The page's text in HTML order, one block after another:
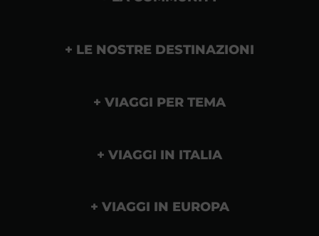
LE NOSTRE DESTINAZIONI
VIAGGI PER TEMA
VIAGGI IN ITALIA
VIAGGI IN EUROPA